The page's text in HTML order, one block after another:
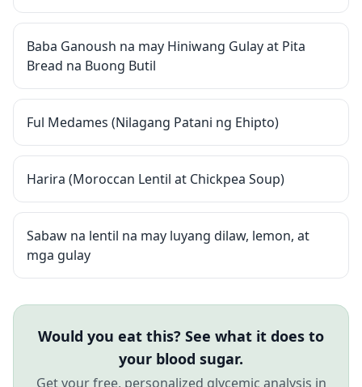
Baba Ganoush na may Hiniwang Gulay at Pita
Bread na Buong Butil
Ful Medames (Nilagang Patani ng Ehipto)
Harira (Moroccan Lentil at Chickpea Soup)
Sabaw na lentil na may luyang dilaw, lemon, at
mga gulay
Would you eat this? See what it does to
your blood sugar.
Get your free, personalized glycemic analysis in